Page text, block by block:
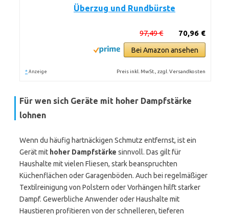
Überzug und Rundbürste
70,96 €
97,49 €
Bei Amazon ansehen
* Anzeige Preis inkl. MwSt., zzgl. Versandkosten
Für wen sich Geräte mit hoher Dampfstärke
lohnen
Wenn du häufig hartnäckigen Schmutz entfernst, ist ein
Gerät mit hoher Dampfstärke sinnvoll. Das gilt für
Haushalte mit vielen Fliesen, stark beanspruchten
Küchenflächen oder Garagenböden. Auch bei regelmäßiger
Textilreinigung von Polstern oder Vorhängen hilft starker
Dampf. Gewerbliche Anwender oder Haushalte mit
Haustieren profitieren von der schnelleren, tieferen